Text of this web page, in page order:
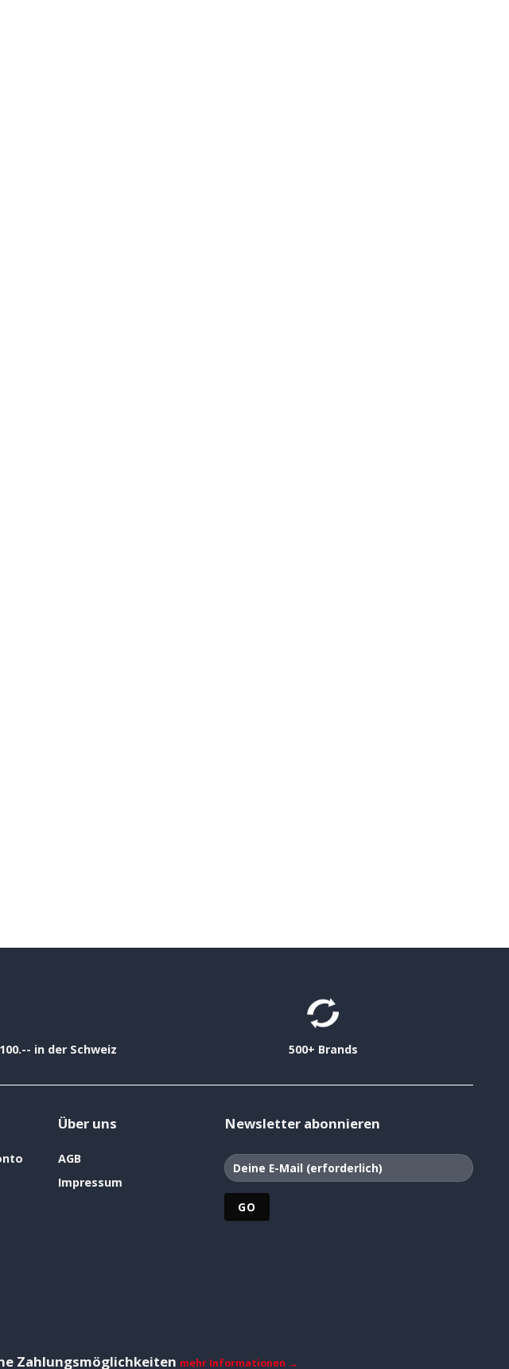
in der Schweiz 500+ Brands
Über uns
AGB
Impressum
Newsletter abonnieren
Zahlungsmöglichkeiten mehr Informationen →